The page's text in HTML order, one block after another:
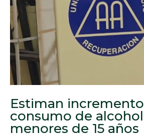
Estiman
consumo de
menores de 15 años